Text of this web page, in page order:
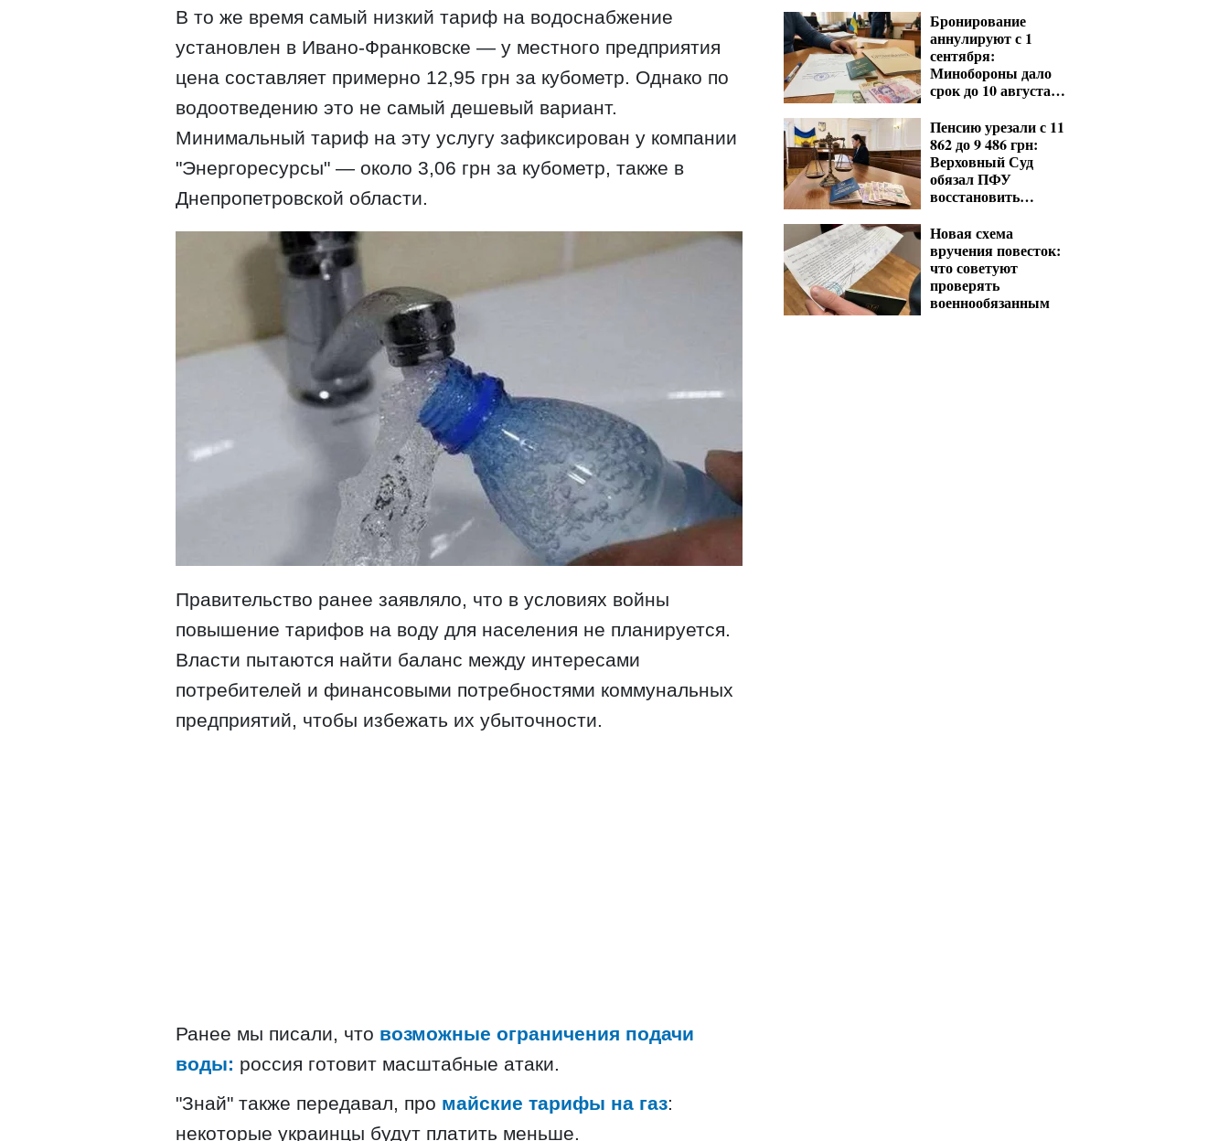
В то же время самый низкий тариф на водоснабжение
установлен в Ивано-Франковске — у местного предприятия
цена составляет примерно 12,95 грн за кубометр. Однако по
водоотведению это не самый дешевый вариант.
Минимальный тариф на эту услугу зафиксирован у компании
"Энергоресурсы" — около 3,06 грн за кубометр, также в
Днепропетровской области.
Правительство ранее заявляло, что в условиях войны
повышение тарифов на воду для населения не планируется.
Власти пытаются найти баланс между интересами
потребителей и финансовыми потребностями коммунальных
предприятий, чтобы избежать их убыточности.
Ранее мы писали, что возможные ограничения подачи
воды: россия готовит масштабные атаки.
"Знай" также передавал, про майские тарифы на газ:
некоторые украинцы будут платить меньше.
Бронирование
аннулируют с 1
сентября:
Минобороны дало
срок до 10 августа
предприятий
Пенсию урезали с 11
862 до 9 486 грн:
Верховный Суд
обязал ПФУ
восстановить
Новая схема
вручения повесток:
что советуют
проверять
военнообязанным